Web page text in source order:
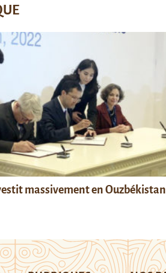
massivement en Ouzbékistan